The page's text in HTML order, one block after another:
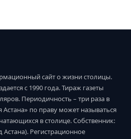
сайт о жизни столицы.
с 1990 года. Тираж газеты
Периодичность – три раза в
по праву может называться
в столице. Собственник:
Регистрационное